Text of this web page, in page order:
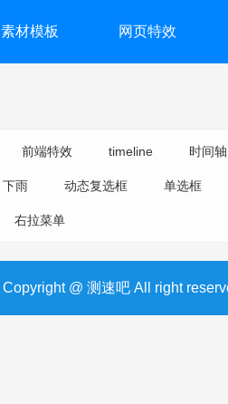
素材模板 网页特效
前端特效 timeline 时间轴
下雨 动态复选框 单选框
右拉菜单
Copyright @ 测速吧 All right